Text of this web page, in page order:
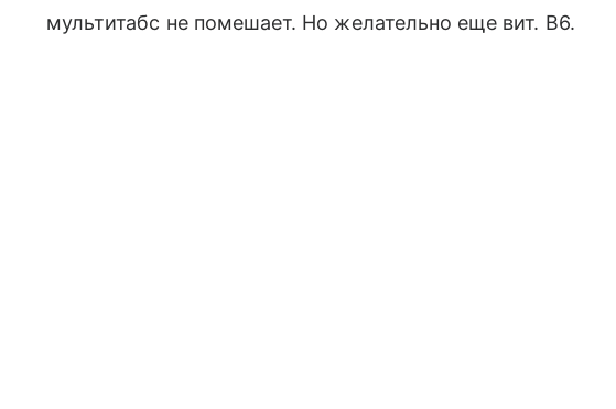
мультитабс не помешает. Но желательно еще вит. В6.